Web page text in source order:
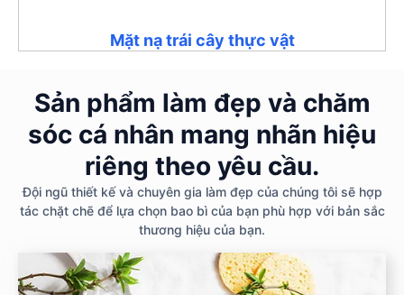
Mặt nạ trái cây thực vật
Sản phẩm làm đẹp và chăm
sóc cá nhân mang nhãn hiệu
riêng theo yêu cầu.
Đội ngũ thiết kế và chuyên gia làm đẹp của chúng tôi sẽ hợp
tác chặt chẽ để lựa chọn bao bì của bạn phù hợp với bản sắc
thương hiệu của bạn.